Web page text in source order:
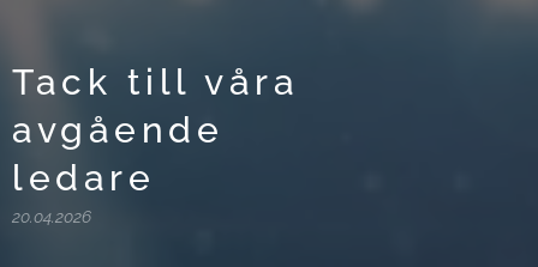
Tack till våra
avgående
ledare
20.04.2026